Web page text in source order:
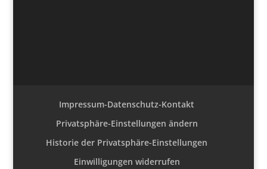
Impressum-Datenschutz-Kontakt
Privatsphäre-Einstellungen ändern
Historie der Privatsphäre-Einstellungen
Einwilligungen widerrufen